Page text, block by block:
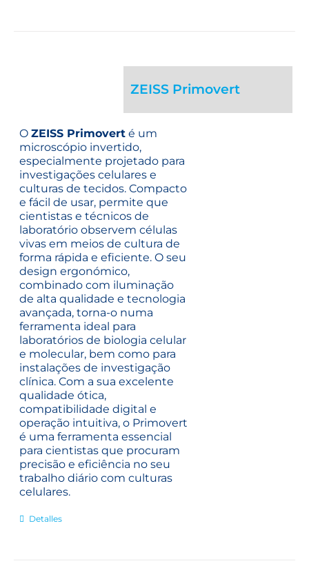
ZEISS Primovert
OZEISS Primovert é um
microscópio invertido,
especialmente projetado para
investigações celulares e
culturas de tecidos. Compacto
e fácil de usar, permite que
cientistas e técnicos de
laboratório observem células
vivas em meios de cultura de
forma rápida e eficiente. O seu
design ergonómico,
combinado com iluminação
de alta qualidade e tecnologia
avançada, torna-o numa
ferramenta ideal para
laboratórios de biologia celular
e molecular, bem como para
instalações de investigação
clínica. Com a sua excelente
qualidade ótica,
compatibilidade digital e
operação intuitiva, o Primovert
é uma ferramenta essencial
para cientistas que procuram
precisão e eficiência no seu
trabalho diário com culturas
celulares.
Detalles